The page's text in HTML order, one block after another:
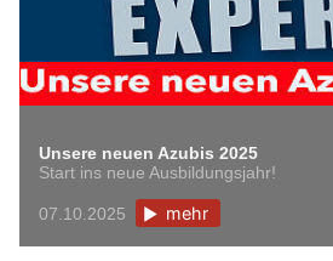
Unsere neuen Azubis 2025
Start ins neue Ausbildungsjahr!
07.10.2025 mehr